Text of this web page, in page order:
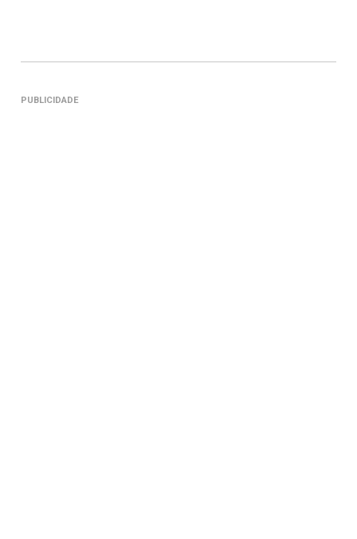
PUBLICIDADE